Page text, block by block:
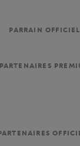
PARRAIN OFFICIEL